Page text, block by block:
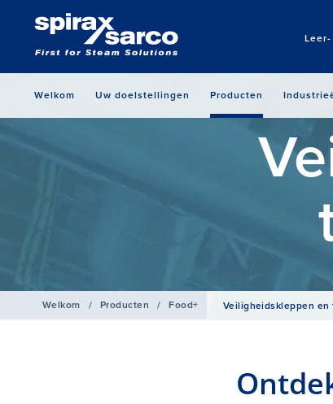
Welkom Uw doelstellingen Producten
Welkom / Producten / Food+ Veiligheidskleppen en